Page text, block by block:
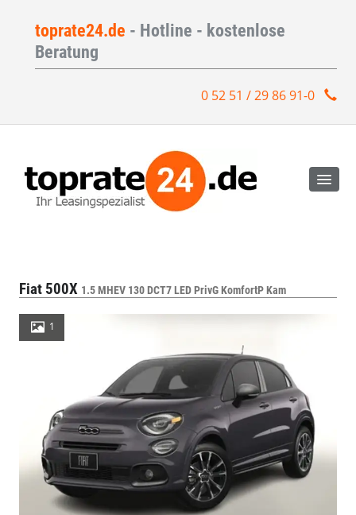
toprate24.de - Hotline - kostenlose
Beratung
0 52 51 / 29 86 91-0
Fiat 500X 1.5 MHEV 130 DCT7 LED PrivG KomfortP Kam
1